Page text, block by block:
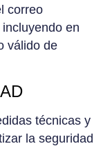
correo
incluyendo en
válido de
técnicas y
la seguridad